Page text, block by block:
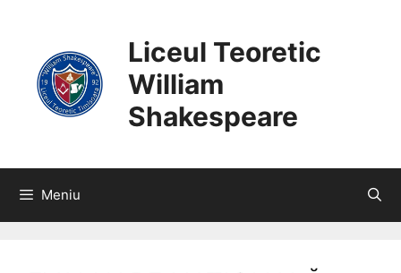
CONȚINUT
Liceul Teoretic
William
Shakespeare
Meniu